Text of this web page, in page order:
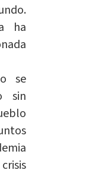
ha
se
sin